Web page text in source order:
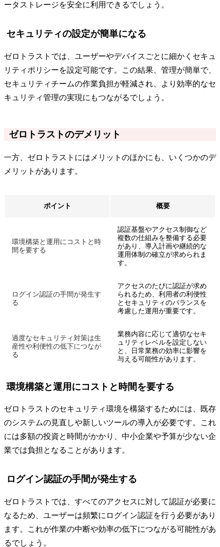
ータストレージを安全に利用できるでしょう。
セキュリティの設定が簡単になる
ゼロトラストでは、ユーザーやデバイスごとに細かくセキュ
リティポリシーを設定可能です。この結果、管理が簡単で、
セキュリティチームの作業負担が軽減され、より効率的なセ
キュリティ管理の実現にもつながるでしょう。
ゼロトラストのデメリット
一方、ゼロトラストにはメリットのほかにも、いくつかのデ
メリットがあります。
ポイント 概要
環境構築と運用にコストと時
間を要する
認証基盤やアクセス制御など
複数の仕組みを整備する必要
があり、導入計画や継続的な
運用体制の確立が求められま
す。
ログイン認証の手間が発生す
る
アクセスのたびに認証が求め
られるため、利用者の利便性
とセキュリティのバランスを
考慮した運用が重要です。
過度なセキュリティ対策は生
産性や利便性の低下につなが
る
業務内容に応じて適切なセキ
ュリティレベルを設定しない
と、日常業務の効率に影響を
与える可能性があります。
環境構築と運用にコストと時間を要する
ゼロトラストのセキュリティ環境を構築するためには、既存
のシステムの見直しや新しいツールの導入が必要です。これ
には多額の投資と時間がかかり、中小企業や予算が少ない企
業では負担となることがあります。
ログイン認証の手間が発生する
ゼロトラストでは、すべてのアクセスに対して認証が必要に
なるため、ユーザーは頻繁にログイン認証を行う必要があり
ます。これが作業の中断や効率の低下につながる可能性があ
るでしょう。